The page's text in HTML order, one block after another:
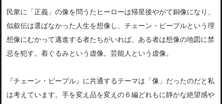
民衆に「正義」の像を問うたヒーローは帰星後やがて銅像になり、
似叙伝は選ばなかった人生を想像し、チェーン・ピープルという理
想像にむかって邁進する者たちがいれば、ある者は想像の地図に禁
忌を犯す。着ぐるみという虚像。芸能人という虚像。
『チェーン・ピープル』に共通するテーマは「像」だったのだと私
は考えています。手を変え品を変えの６編どれもに静かな絶望感や